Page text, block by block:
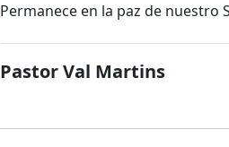
Permanece en la paz de nuestro
Pastor Val Martins